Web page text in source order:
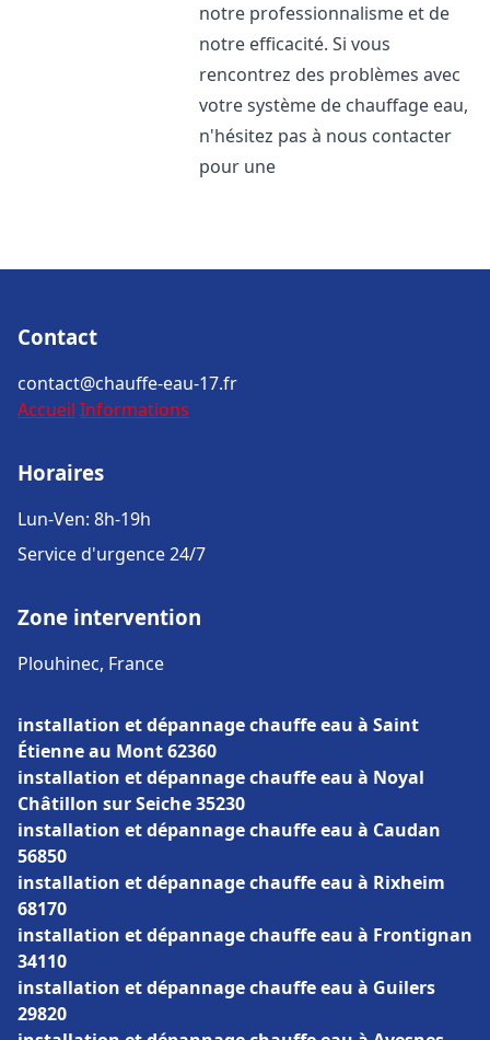
notre professionnalisme et de
notre efficacité. Si vous
rencontrez des problèmes avec
votre système de chauffage eau,
n'hésitez pas à nous contacter
pour une
Contact
contact@chauffe-eau-17.fr
Accueil Informations
Horaires
Lun-Ven: 8h-19h
Service d'urgence 24/7
Zone intervention
Plouhinec, France
installation et dépannage chauffe eau à Saint
Étienne au Mont 62360
installation et dépannage chauffe eau à Noyal
Châtillon sur Seiche 35230
installation et dépannage chauffe eau à Caudan
56850
installation et dépannage chauffe eau à Rixheim
68170
installation et dépannage chauffe eau à Frontignan
34110
installation et dépannage chauffe eau à Guilers
29820